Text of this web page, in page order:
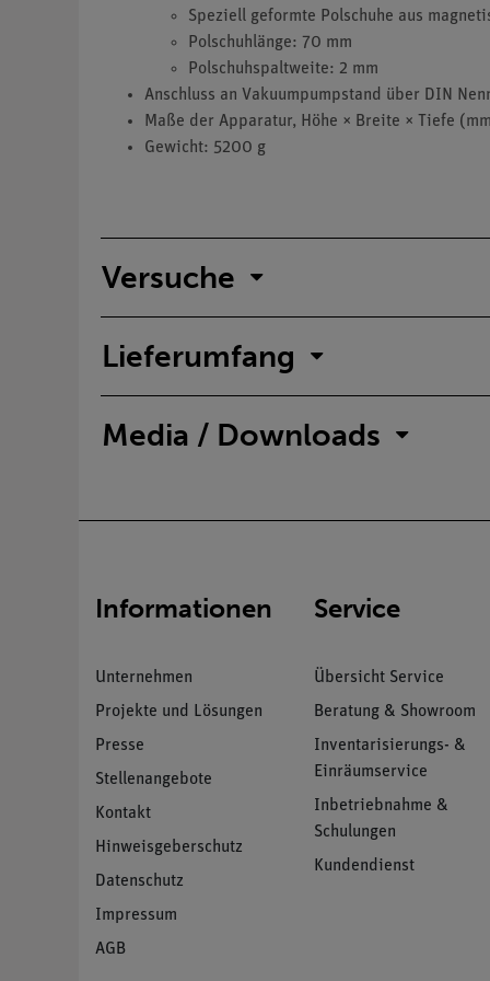
Speziell geformte Polschuhe aus
Polschuhlänge: 70 mm
Polschuhspaltweite: 2 mm
Anschluss an Vakuumpumpstand über DIN
Maße der Apparatur, Höhe × Breite × Tiefe
Gewicht: 5200 g
Versuche
Lieferumfang
Media / Downloads
Informationen
Unternehmen
Projekte und Lösungen
Presse
Stellenangebote
Kontakt
Hinweisgeberschutz
Datenschutz
Impressum
AGB
Service
Übersicht Service
Beratung & Showroom
Inventarisierungs- &
Einräumservice
Inbetriebnahme &
Schulungen
Kundendienst